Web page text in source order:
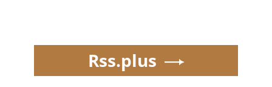
Rss.plus